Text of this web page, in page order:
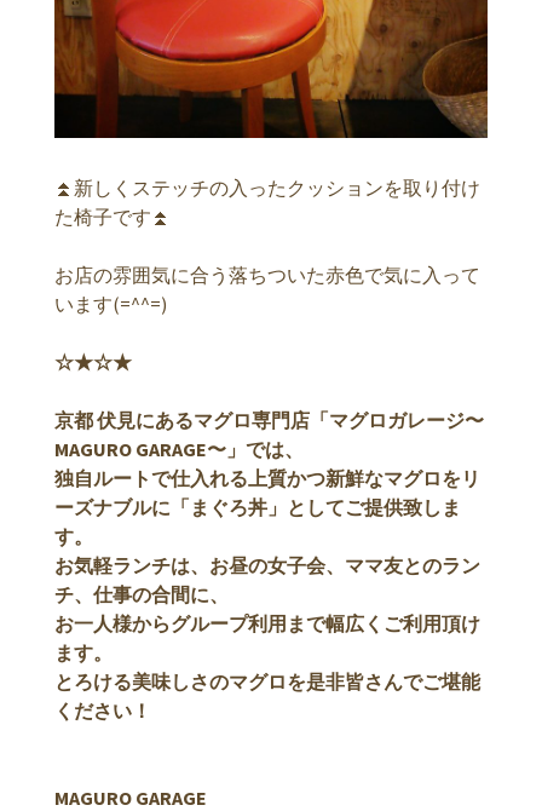
⏫新しくステッチの入ったクッションを取り付け
た椅子です⏫
お店の雰囲気に合う落ちついた赤色で気に入って
います(=^^=)
☆★☆★
京都 伏見にあるマグロ専門店「マグロガレージ〜
MAGURO GARAGE〜」では、
独自ルートで仕入れる上質かつ新鮮なマグロをリ
ーズナブルに「まぐろ丼」としてご提供致しま
す。
お気軽ランチは、お昼の女子会、ママ友とのラン
チ、仕事の合間に、
お一人様からグループ利用まで幅広くご利用頂け
ます。
とろける美味しさのマグロを是非皆さんでご堪能
ください！
MAGURO GARAGE